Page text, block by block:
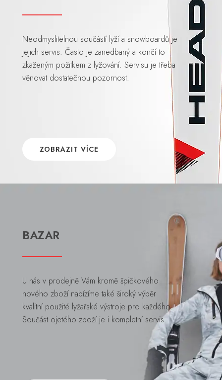
Neodmyslitelnou součástí lyží a snowboardů je
jejich servis. Často je zanedbaný a končí to
zkaženým požitkem z lyžování. Servisu je třeba
věnovat dostatečnou pozornost.
ZOBRAZIT VÍCE
BAZAR
U nás v prodejně Vám kromě špičkového
nového zboží nabízíme také široký výběr
kvalitní použité lyžařské výstroje pro každého.
Součást ojetého zboží je i kompletní servis.